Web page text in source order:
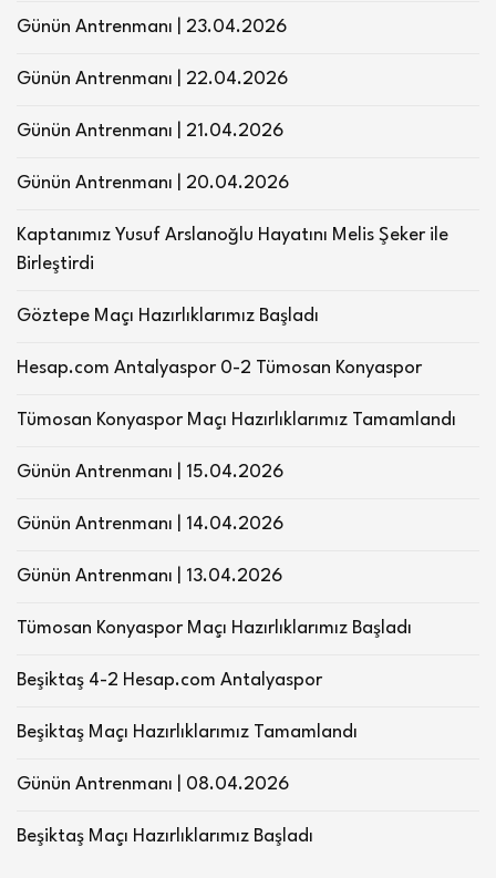
Günün Antrenmanı | 23.04.2026
Günün Antrenmanı | 22.04.2026
Günün Antrenmanı | 21.04.2026
Günün Antrenmanı | 20.04.2026
Kaptanımız Yusuf Arslanoğlu Hayatını Melis Şeker ile
Birleştirdi
Göztepe Maçı Hazırlıklarımız Başladı
Hesap.com Antalyaspor 0-2 Tümosan Konyaspor
Tümosan Konyaspor Maçı Hazırlıklarımız Tamamlandı
Günün Antrenmanı | 15.04.2026
Günün Antrenmanı | 14.04.2026
Günün Antrenmanı | 13.04.2026
Tümosan Konyaspor Maçı Hazırlıklarımız Başladı
Beşiktaş 4-2 Hesap.com Antalyaspor
Beşiktaş Maçı Hazırlıklarımız Tamamlandı
Günün Antrenmanı | 08.04.2026
Beşiktaş Maçı Hazırlıklarımız Başladı